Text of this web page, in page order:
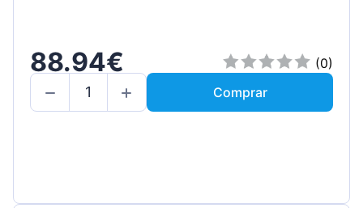
88.94€
(0)
Comprar